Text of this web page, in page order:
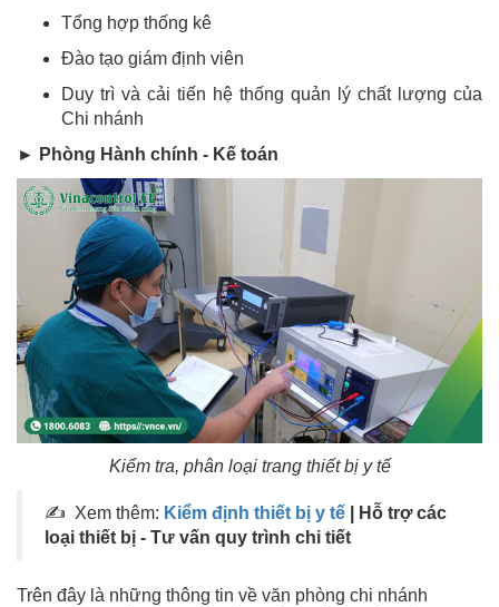
Tổng hợp thống kê
Đào tạo giám định viên
Duy trì và cải tiến hệ thống quản lý chất lượng của
Chi nhánh
► Phòng Hành chính - Kế toán
Kiểm tra, phân loại trang thiết bị y tế
✍ Xem thêm: Kiểm định thiết bị y tế | Hỗ trợ các
loại thiết bị - Tư vấn quy trình chi tiết
Trên đây là những thông tin về văn phòng chi nhánh